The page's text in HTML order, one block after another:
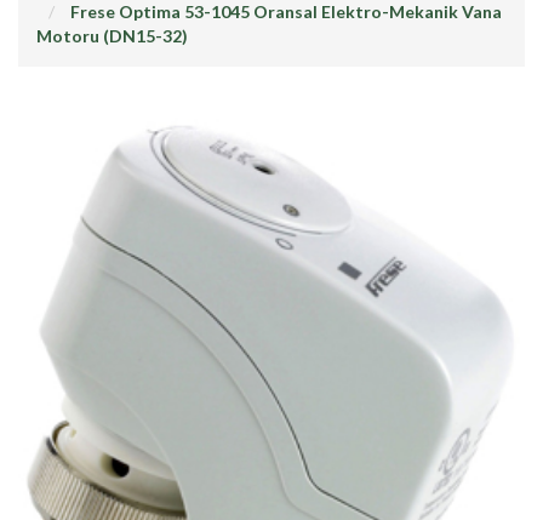
Frese Optima 53-1045 Oransal Elektro-Mekanik Vana
Motoru (DN15-32)